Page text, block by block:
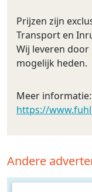
Prijzen zijn
Transport en
Wij leveren
mogelijk heden.
Meer informatie:
https://
Andere